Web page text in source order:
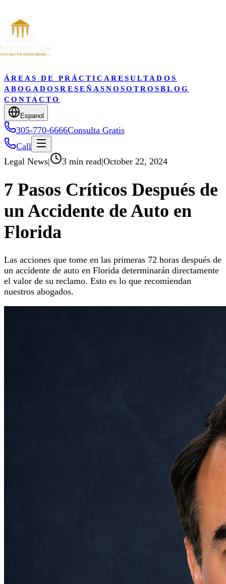
ÁREAS DE PRÁCTICARESULTADOS
ABOGADOSRESEÑASNOSOTROSBLOG
CONTACTO
Espanol
305-770-6666Consulta Gratis
Call
Legal News| 3 min read|October 22, 2024
7 Pasos Críticos Después de
un Accidente de Auto en
Florida
Las acciones que tome en las primeras 72 horas después de
un accidente de auto en Florida determinarán directamente
el valor de su reclamo. Esto es lo que recomiendan
nuestros abogados.